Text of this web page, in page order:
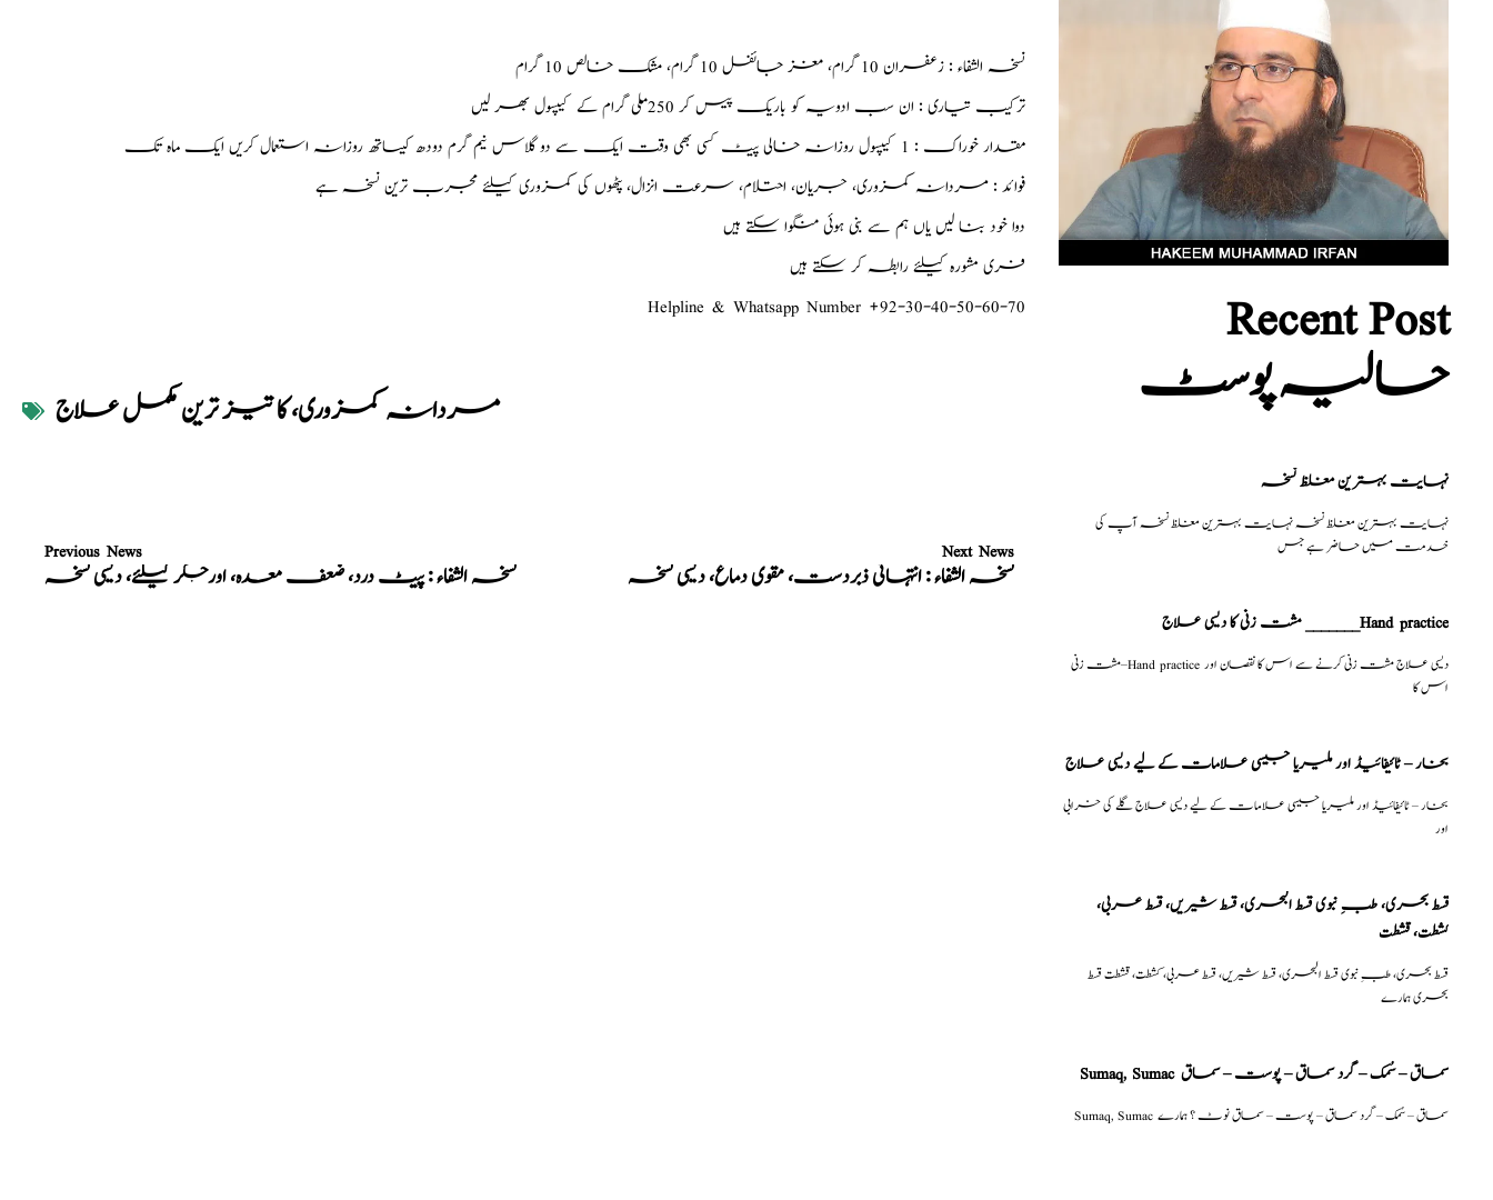
نسخہ الشفاء : زعفران 10 گرام، مغز جائفل 10 گرام، مشک خالص 10 گرام
ترکیب تیاری : ان سب ادویہ کو باریک پیس کر 250 ملی گرام کے کیپسول بھر لیں
مقدار خوراک : 1 کیپسول روزانہ خالی پیٹ کسی بھی وقت ایک سے دو گلاس نیم گرم دودھ کیساتھ روزانہ استعمال کریں ایک ماہ تک
فوائد : مردانہ کمزوری، جریان، احتلام، سرعت انزال، پٹھوں کی کمزوری کیلئے مجرب ترین نسخہ ہے
دوا خود بنا لیں یاں ہم سے بنی ہوئی منگوا سکتے ہیں
فری مشورہ کیلئے رابطہ کر سکتے ہیں
Helpline & Whatsapp Number +92-30-40-50-60-70
مردانہ کمزوری، کا تیز ترین مکمل علاج
Previous News
نسخہ الشفاء : پیٹ درد، ضعف معدہ، اورجگر کیلئے، دیسی نسخہ
Next News
نسخہ الشفاء : انتہائی ذبردست، مقوی دماغ، دیسی نسخہ
Recent Post
حالیہ پوسٹ
نہایت بہترین مغلظ نسخہ
نہایت بہترین مغلظ نسخہ نہایت بہترین مغلظ نسخہ آپ کی
خدمت میں حاضر ہے جس
مشت زنی کا دیسی علاج _______Hand practice
مشت زنی–Hand practice دیسی علاج مشت زنی کرنے سے اس کا نقصان اور
اس کا
بخار – ٹائیفائیڈ اور ملیریا جیسی علامات کے لیے دیسی علاج
بخار – ٹائیفائیڈ اور ملیریا جیسی علامات کے لیے دیسی علاج گلے کی خرابی
اور
قسط بحری، طبِ نبوی قسط البحری، قسط شیریں، قسط عربی،
كشطت، قشطت
بحری ہمارے
Sumaq, Sumac سماق – سُمک – گرد سماق – پوست – سماق
Sumaq, Sumac سماق – سُمک – گرد سماق – پوست – سماق نوٹ ؟ ہمارے